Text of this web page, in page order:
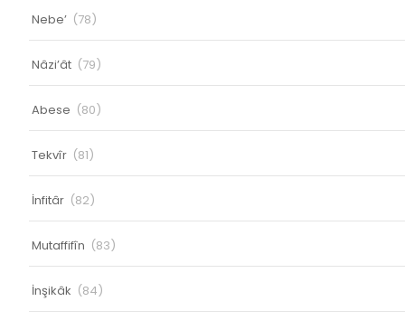
Nebe’ (78)
Nâzi’ât (79)
Abese (80)
Tekvîr (81)
İnfitâr (82)
Mutaffifîn (83)
İnşikâk (84)